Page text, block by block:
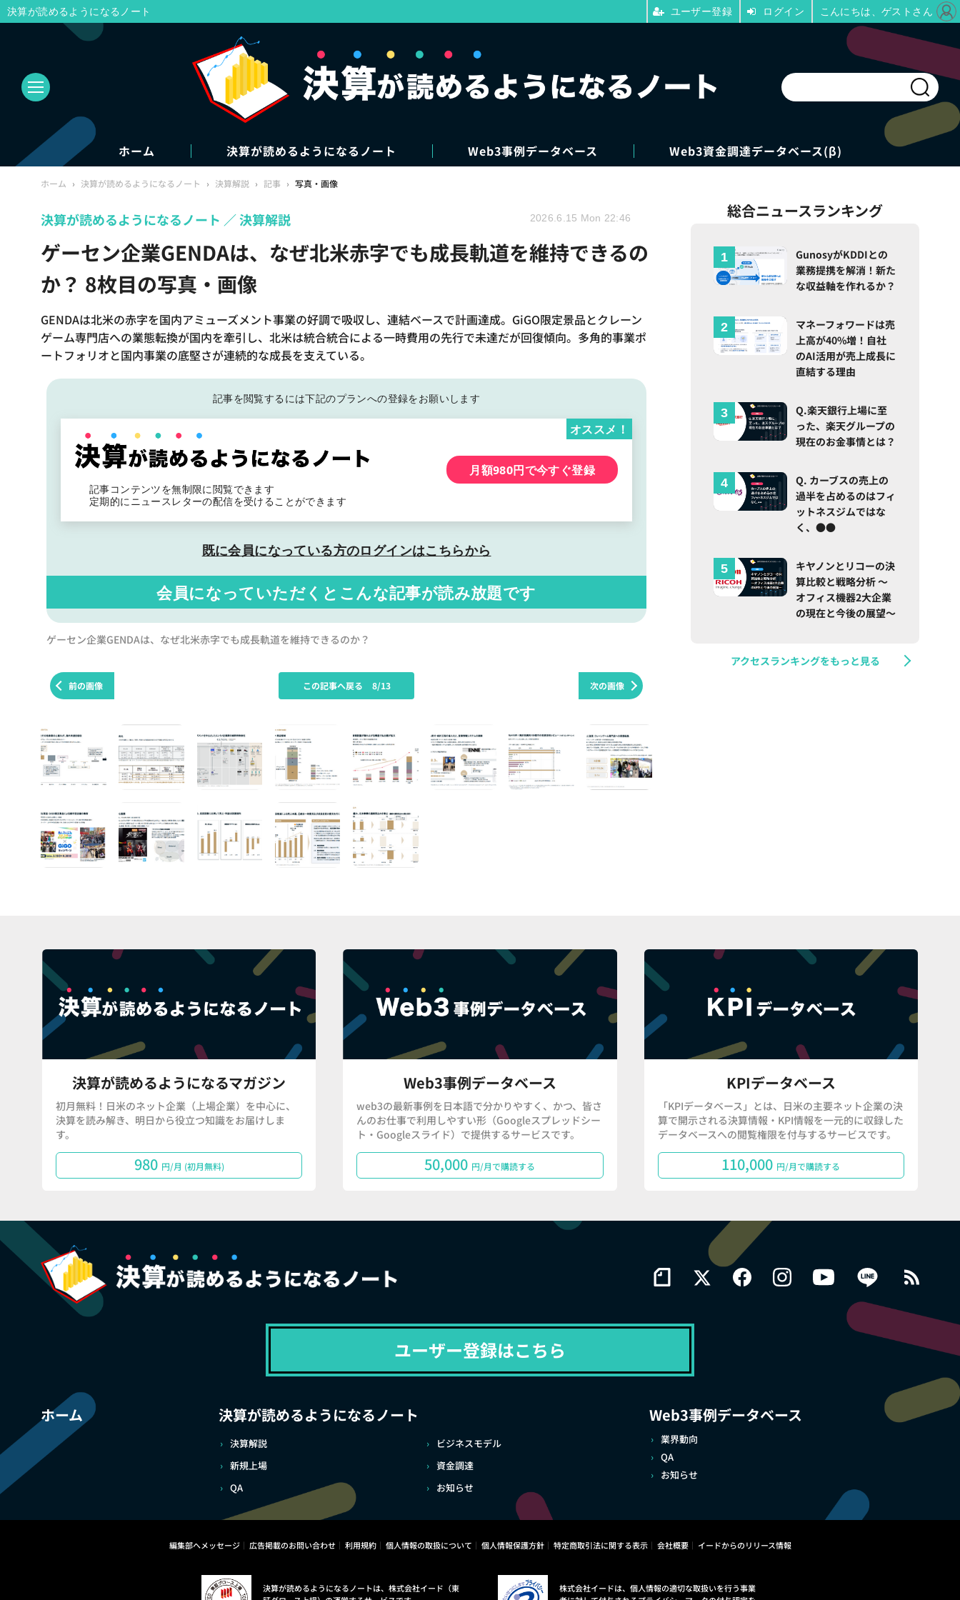
ホーム 決算が読めるようになるノート Web3事例データベース Web3資金調達データベース(β)
ホーム › 決算が読めるようになるノート › 決算解説 › 記事 › 写真・画像
ゲーセン企業GENDAは、なぜ北米赤字でも成長軌道を維持できるの
か？ 8枚目の写真・画像
GENDAは北米の赤字を国内アミューズメント事業の好調で吸収し、連結ベースで計画達成。GiGO限定景品とクレーン
ゲーム専門店への業態転換が国内を牽引し、北米は統合統合による一時費用の先行で未達だが回復傾向。多角的事業ポ
ートフォリオと国内事業の底堅さが連続的な成長を支えている。
決算が読めるようになるノート 決算解説 2026.6.15 Mon 22:46
記事を閲覧するには下記のプランへの登録をお願いします
記事コンテンツを無制限に閲覧できます
定期的にニュースレターの配信を受けることができます
オススメ！
月額980円で今すぐ登録
既に会員になっている方のログインはこちらから
会員になっていただくと こんな記事が読み放題です
ゲーセン企業GENDAは、なぜ北米赤字でも成長軌道を維持できるのか？
前の画像 次の画像
この記事へ戻る 8/13
総合ニュースランキング
GunosyがKDDIとの
業務提携を解消！新た
な収益軸を作れるか？
マネーフォワードは売
上高が40%増！自社
のAI活用が売上成長に
直結する理由
Q.楽天銀行上場に至
った、楽天グループの
現在のお金事情とは？
Q. カーブスの売上の
過半を占めるのはフィ
ットネスジムではな
く、●●
キヤノンとリコーの決
算比較と戦略分析 ～
オフィス機器2大企業
の現在と今後の展望～
アクセスランキングをもっと見る
決算が読めるようになるマガジン
初月無料！日米のネット企業（上場企業）を中心に、
決算を読み解き、明日から役立つ知識をお届けしま
す。
980 円/月 (初月無料)
Web3事例データベース
web3の最新事例を日本語で分かりやすく、かつ、皆さ
んのお仕事で利用しやすい形（Googleスプレッドシー
ト・Googleスライド）で提供するサービスです。
50,000 円/月で購読する
KPIデータベース
「KPIデータベース」とは、日米の主要ネット企業の決
算で開示される決算情報・KPI情報を一元的に収録した
データベースへの閲覧権限を付与するサービスです。
110,000 円/月で購読する
ユーザー登録はこちら
ホーム 決算が読めるようになるノート
決算解説
ビジネスモデル
新規上場
資金調達
QA
お知らせ
Web3事例データベース
業界動向
QA
お知らせ
編集部へメッセージ 広告掲載のお問い合わせ 利用規約 個人情報の取扱について 個人情報保護方針 特定商取引法に関する表示 会社概要 イードからのリリース情報
決算が読めるようになるノートは、株式会社イード（東
株式会社イードは、個人情報の適切な取扱いを行う事業
決算が読めるようになるノート ユーザー登録 ログイン こんにちは、ゲストさん